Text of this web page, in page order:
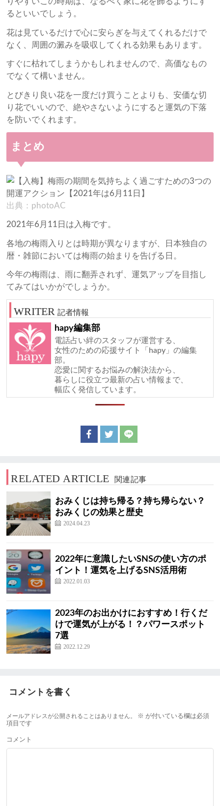
るといいでしょう。
花は見ているだけで心に安らぎを与えてくれるだけで
なく、周囲の澱みを吸収してくれる効果もあります。
すぐに枯れてしまうかもしれませんので、高価なもの
でなくて構いません。
とびきり良い花を一度だけ買うことよりも、安価な切
り花でいいので、絶やさないようにすると運気の下落
を防いでくれます。
まとめ
出典：photoAC
2021年6月11日は入梅です。
各地の梅雨入りとは時期が異なりますが、日本独自の
暦・雑節においては梅雨の始まりを告げる日。
今年の梅雨は、雨に翻弄されず、運気アップを目指し
てみてはいかがでしょうか。
記者情報
hapy編集部
電話占い絆のスタッフが運営する、
女性のための応援サイト「hapy」の編集
部。
恋愛に関するお悩みの解決法から、
暮らしに役立つ最新の占い情報まで、
幅広く発信しています。
RELATED ARTICLE 関連記事
おみくじは持ち帰る？持ち帰らない？
おみくじの効果と歴史
2024.04.23
2022年に意識したいSNSの使い方のポ
イント！運気を上げるSNS活用術
2022.01.03
2023年のお出かけにおすすめ！行くだ
けで運気が上がる！？パワースポット
7選
2022.12.29
コメントを書く
メールアドレスが公開されることはありません。 ※ が付いている欄は必須
項目です
コメント